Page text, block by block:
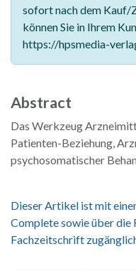
sofort nach dem Kauf/
können Sie in Ihrem
https://hpsmedia-
Abstract
Das Werkzeug
Patienten-Beziehung,
psychosomatischer
Dieser Artikel ist mit
Complete sowie über die
Fachzeitschrift